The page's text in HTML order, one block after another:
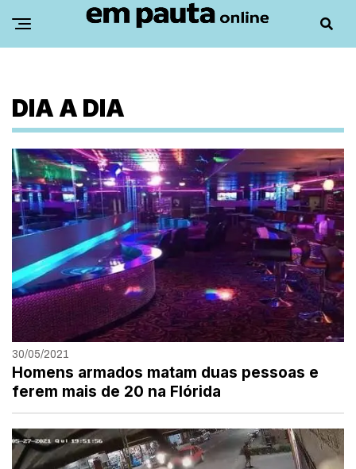
DIA A DIA
30/05/2021
Homens armados matam duas pessoas e
ferem mais de 20 na Flórida